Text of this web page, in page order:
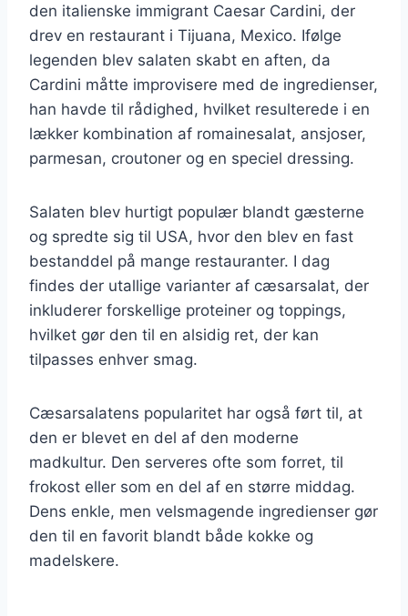
den italienske immigrant Caesar Cardini, der
drev en restaurant i Tijuana, Mexico. Ifølge
legenden blev salaten skabt en aften, da
Cardini måtte improvisere med de ingredienser,
han havde til rådighed, hvilket resulterede i en
lækker kombination af romainesalat, ansjoser,
parmesan, croutoner og en speciel dressing.
Salaten blev hurtigt populær blandt gæsterne
og spredte sig til USA, hvor den blev en fast
bestanddel på mange restauranter. I dag
findes der utallige varianter af cæsarsalat, der
inkluderer forskellige proteiner og toppings,
hvilket gør den til en alsidig ret, der kan
tilpasses enhver smag.
Cæsarsalatens popularitet har også ført til, at
den er blevet en del af den moderne
madkultur. Den serveres ofte som forret, til
frokost eller som en del af en større middag.
Dens enkle, men velsmagende ingredienser gør
den til en favorit blandt både kokke og
madelskere.